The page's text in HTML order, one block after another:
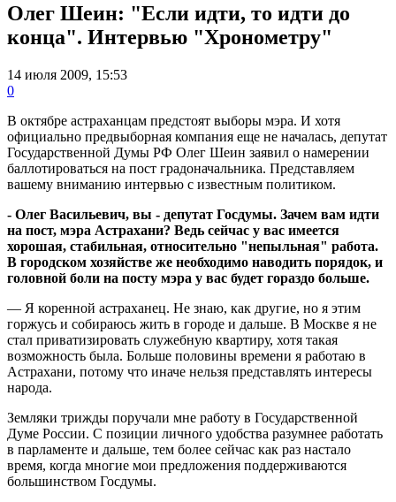
Олег Шеин: "Если идти, то идти до
конца". Интервью "Хронометру"
14 июля 2009, 15:53
0
В октябре астраханцам предстоят выборы мэра. И хотя
официально предвыборная компания еще не началась, депутат
Государственной Думы РФ Олег Шеин заявил о намерении
баллотироваться на пост градоначальника. Представляем
вашему вниманию интервью с известным политиком.
- Олег Васильевич, вы - депутат Госдумы. Зачем вам идти
на пост, мэра Астрахани? Ведь сейчас у вас имеется
хорошая, стабильная, относительно "непыльная" работа.
В городском хозяйстве же необходимо наводить порядок, и
головной боли на посту мэра у вас будет гораздо больше.
— Я коренной астраханец. Не знаю, как другие, но я этим
горжусь и собираюсь жить в городе и дальше. В Москве я не
стал приватизировать служебную квартиру, хотя такая
возможность была. Больше половины времени я работаю в
Астрахани, потому что иначе нельзя представлять интересы
народа.
Земляки трижды поручали мне работу в Государственной
Думе России. С позиции личного удобства разумнее работать
в парламенте и дальше, тем более сейчас как раз настало
время, когда многие мои предложения поддерживаются
большинством Госдумы.